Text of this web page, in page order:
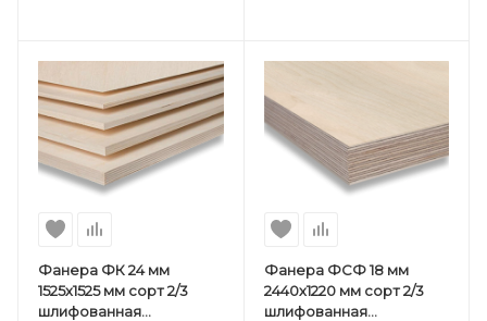
Фанера ФК 24 мм
1525х1525 мм сорт 2/3
шлифованная
Фанера ФСФ 18 мм
2440х1220 мм сорт 2/3
шлифованная